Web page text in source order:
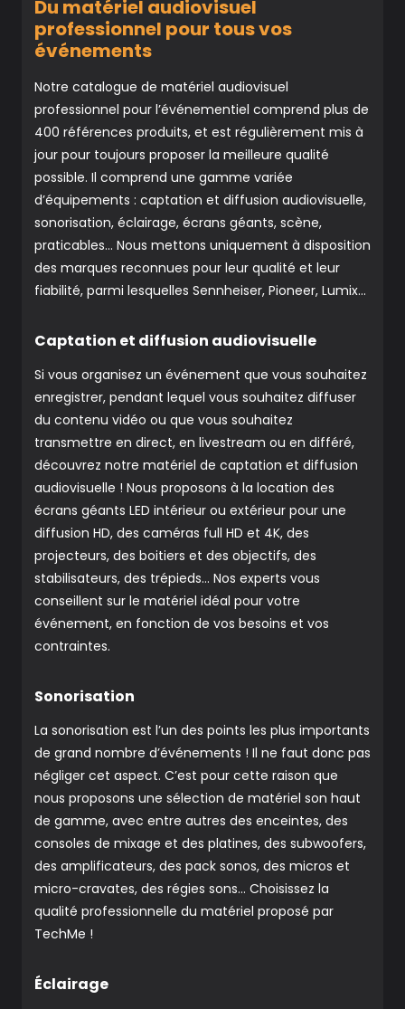
Du matériel audiovisuel
professionnel pour tous vos
événements
Notre catalogue de matériel audiovisuel
professionnel pour l’événementiel comprend plus de
400 références produits, et est régulièrement mis à
jour pour toujours proposer la meilleure qualité
possible. Il comprend une gamme variée
d’équipements : captation et diffusion audiovisuelle,
sonorisation, éclairage, écrans géants, scène,
praticables… Nous mettons uniquement à disposition
des marques reconnues pour leur qualité et leur
fiabilité, parmi lesquelles Sennheiser, Pioneer, Lumix…
Captation et diffusion audiovisuelle
Si vous organisez un événement que vous souhaitez
enregistrer, pendant lequel vous souhaitez diffuser
du contenu vidéo ou que vous souhaitez
transmettre en direct, en livestream ou en différé,
découvrez notre matériel de captation et diffusion
audiovisuelle ! Nous proposons à la location des
écrans géants LED intérieur ou extérieur pour une
diffusion HD, des caméras full HD et 4K, des
projecteurs, des boitiers et des objectifs, des
stabilisateurs, des trépieds… Nos experts vous
conseillent sur le matériel idéal pour votre
événement, en fonction de vos besoins et vos
contraintes.
Sonorisation
La sonorisation est l’un des points les plus importants
de grand nombre d’événements ! Il ne faut donc pas
négliger cet aspect. C’est pour cette raison que
nous proposons une sélection de matériel son haut
de gamme, avec entre autres des enceintes, des
consoles de mixage et des platines, des subwoofers,
des amplificateurs, des pack sonos, des micros et
micro-cravates, des régies sons… Choisissez la
qualité professionnelle du matériel proposé par
TechMe !
Éclairage